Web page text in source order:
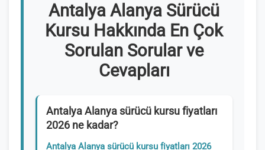
Antalya Alanya Sürücü
Kursu Hakkında En Çok
Sorulan Sorular ve
Cevapları
Antalya Alanya sürücü kursu fiyatları
2026 ne kadar?
Antalya Alanya sürücü kursu fiyatları 2026